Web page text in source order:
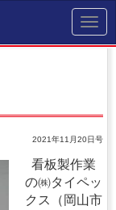
2021年11月20日号
看板製作業
の㈱タイペッ
クス（岡山市